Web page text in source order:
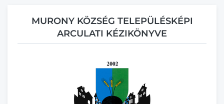
MURONY KÖZSÉG TELEPÜLÉSKÉPI
ARCULATI KÉZIKÖNYVE